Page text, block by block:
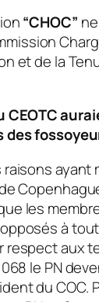
“CHOC”
et de la
CEOTC
raisons
les
à
respect aux
le PN
du COC.